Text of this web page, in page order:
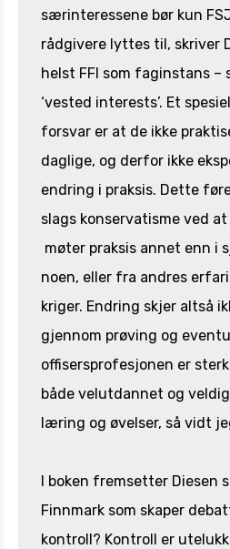
særinteressene bør kun
rådgivere lyttes til, skriver
helst FFI som faginstans –
‘vested interests’. Et
forsvar er at de ikke
daglige, og derfor ikke
endring i praksis. Dette
slags konservatisme ved
møter praksis annet enn i
noen, eller fra andres
kriger. Endring skjer altså
gjennom prøving og
offisersprofesjonen er
både velutdannet og
læring og øvelser, så vidt
I boken fremsetter Diesen
Finnmark som skaper
kontroll? Kontroll er